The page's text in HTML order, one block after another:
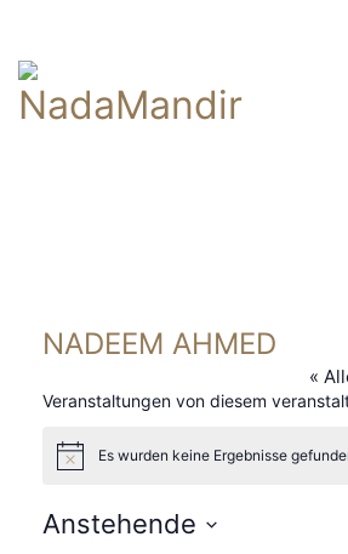
NADEEM AHMED
«
Veranstaltungen von diesem
HinweisEs wurden keine Ergebnisse
Anstehende